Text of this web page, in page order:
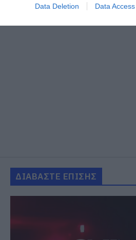
Data Deletion Data Access
ΔΙΑΒΑΣΤΕ ΕΠΙΣΗΣ